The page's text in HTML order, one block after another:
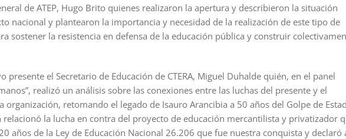
de ATEP, Hugo Brito quienes realizaron la apertura y describieron la situación
nacional y plantearon la importancia y necesidad de la realización de este tipo de
sostener la resistencia en defensa de la educación pública y construir
presente el Secretario de Educación de CTERA, Miguel Duhalde quién, en el panel
realizó un análisis sobre las conexiones entre las luchas del presente y el
organización, retomando el legado de Isauro Arancibia a 50 años del Golpe de
relacionó la lucha en contra del proyecto de educación mercantilista y privatizador
años de la Ley de Educación Nacional 26.206 que fue nuestra conquista y declaró